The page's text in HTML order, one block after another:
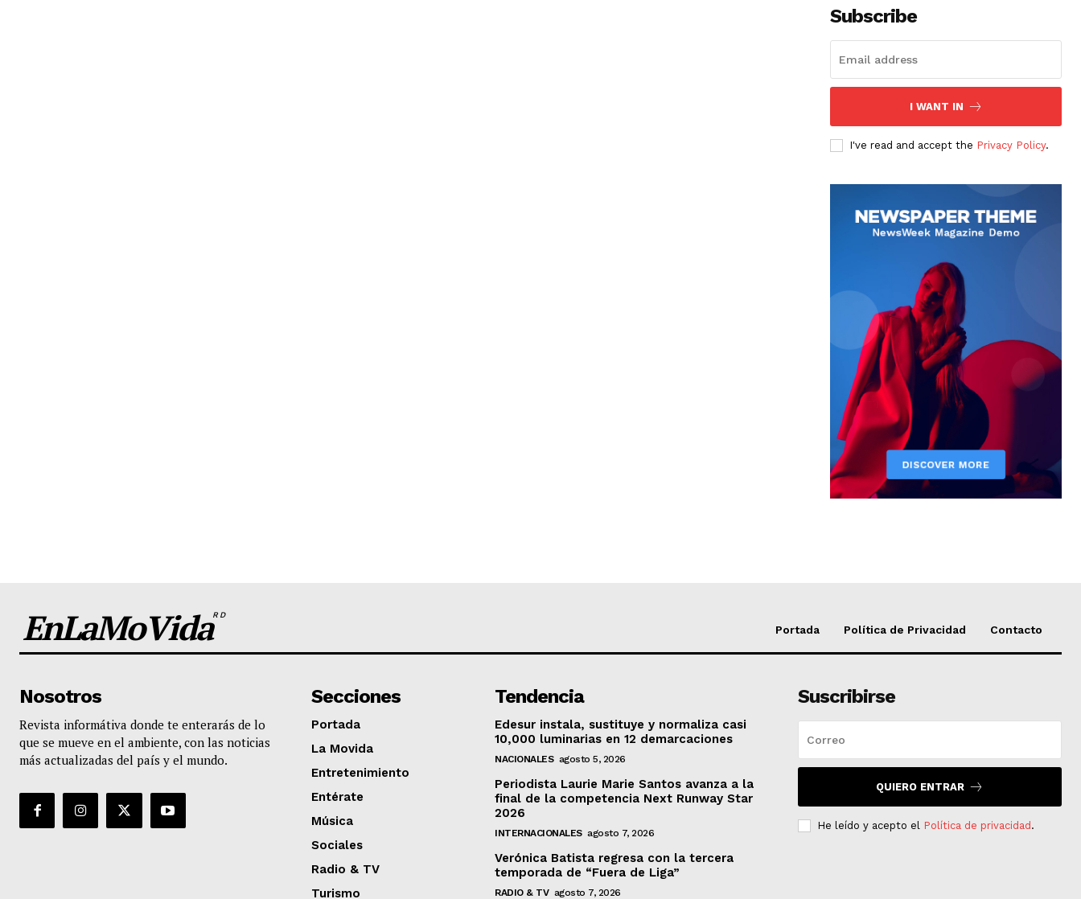
Subscribe
I WANT IN
I've read and accept the Privacy Policy.
EnLaMoVidaRD
Portada Política de Privacidad Contacto
Nosotros
Revista informátiva donde te enterarás de lo
que se mueve en el ambiente, con las noticias
más actualizadas del país y el mundo.
Secciones
Portada
La Movida
Entretenimiento
Entérate
Música
Sociales
Radio & TV
Turismo
Tendencia
Edesur instala, sustituye y normaliza casi
10,000 luminarias en 12 demarcaciones
NACIONALES agosto 5, 2026
Periodista Laurie Marie Santos avanza a la
final de la competencia Next Runway Star
2026
INTERNACIONALES agosto 7, 2026
Verónica Batista regresa con la tercera
temporada de “Fuera de Liga”
RADIO & TV agosto 7, 2026
Suscribirse
QUIERO ENTRAR
He leído y acepto el Política de privacidad .